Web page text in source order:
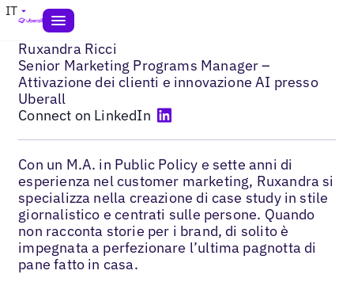
IT
Ruxandra Ricci
Senior Marketing Programs Manager –
Attivazione dei clienti e innovazione AI presso
Uberall
Connect on LinkedIn
Con un M.A. in Public Policy e sette anni di
esperienza nel customer marketing, Ruxandra si
specializza nella creazione di case study in stile
giornalistico e centrati sulle persone. Quando
non racconta storie per i brand, di solito è
impegnata a perfezionare l’ultima pagnotta di
pane fatto in casa.